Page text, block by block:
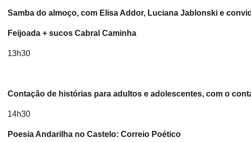
Samba do almoço, com Elisa Addor, Luciana Jablonski e
Feijoada + sucos Cabral Caminha
13h30
Contação de histórias para adultos e adolescentes, com o
14h30
Poesia Andarilha no Castelo: Correio Poético